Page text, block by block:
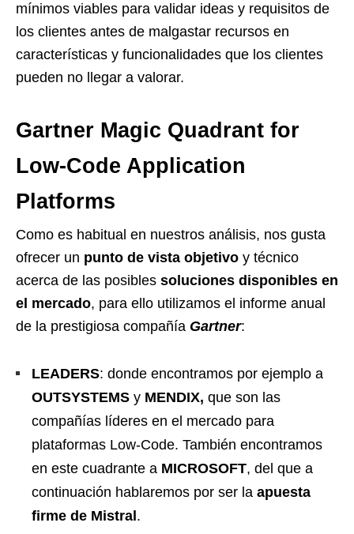
mínimos viables para validar ideas y requisitos de
los clientes antes de malgastar recursos en
características y funcionalidades que los clientes
pueden no llegar a valorar.
Gartner Magic Quadrant for
Low-Code Application
Platforms
Como es habitual en nuestros análisis, nos gusta
ofrecer un punto de vista objetivo y técnico
acerca de las posibles soluciones disponibles en
el mercado, para ello utilizamos el informe anual
de la prestigiosa compañía Gartner:
LEADERS: donde encontramos por ejemplo a
OUTSYSTEMS y MENDIX, que son las
compañías líderes en el mercado para
plataformas Low-Code. También encontramos
en este cuadrante a MICROSOFT, del que a
continuación hablaremos por ser la apuesta
firme de Mistral .